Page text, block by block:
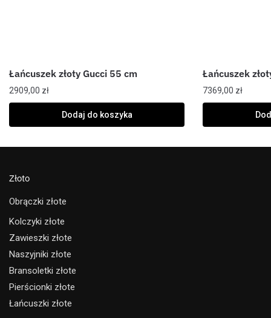
Łańcuszek złoty Gucci 55 cm
2909,00 zł
Dodaj do koszyka
Łańcuszek
7369,00 zł
Złoto
Obrączki złote
Kolczyki złote
Zawieszki złote
Naszyjniki złote
Bransoletki złote
Pierścionki złote
Łańcuszki złote